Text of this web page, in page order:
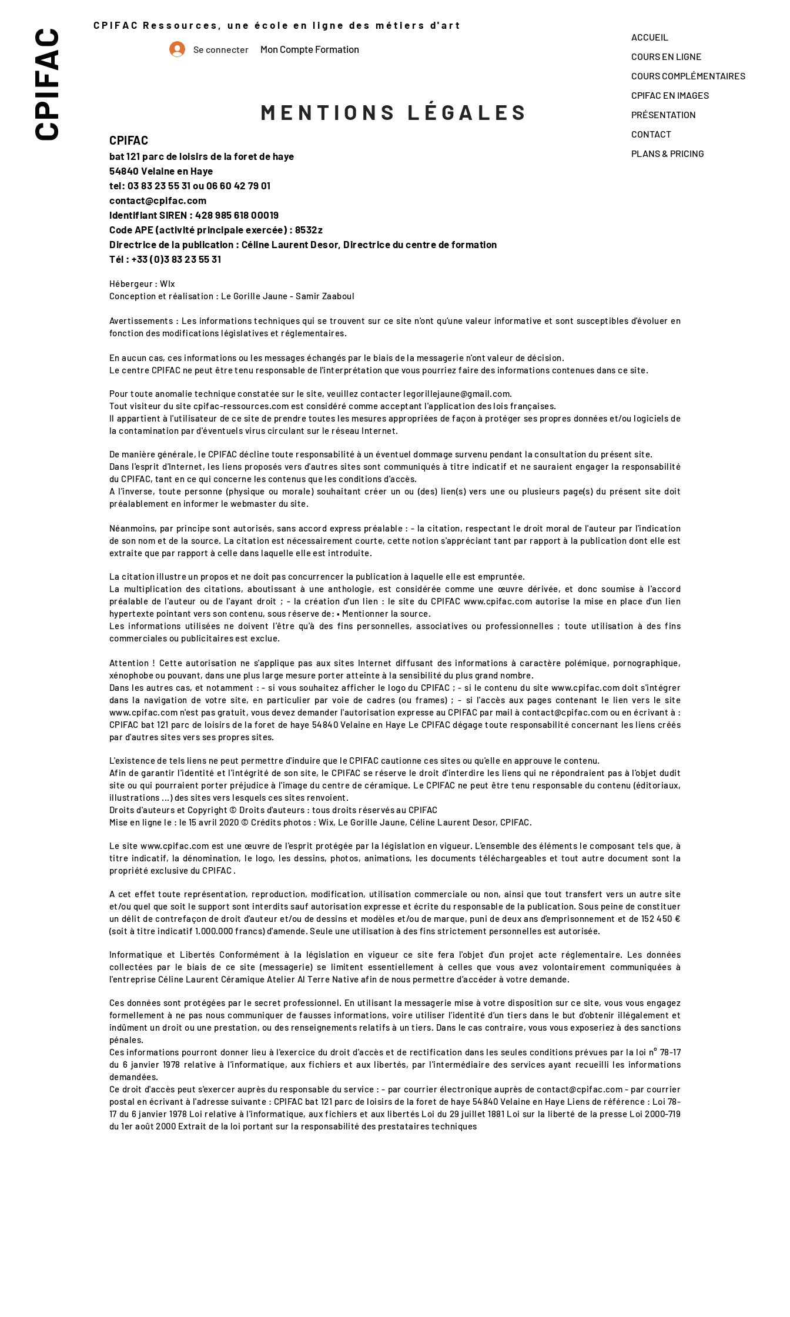
CPIFAC
ACCUEIL
COURS EN LIGNE
COURS COMPLÉMENTAIRES
CPIFAC EN IMAGES
PRÉSENTATION
CONTACT
PLANS & PRICING
CPIFAC Ressources, une école en ligne des métiers d'art
Se connecter Mon Compte Formation
MENTIONS LÉGALES
CPIFAC
bat 121 parc de loisirs de la foret de haye
54840 Velaine en Haye
tel: 03 83 23 55 31 ou 06 60 42 79 01
contact@cpifac.com
Identifiant SIREN : 428 985 618 00019
Code APE (activité principale exercée) : 8532z
Directrice de la publication : Céline Laurent Desor, Directrice du centre de formation
Tél : +33 (0)3 83 23 55 31
Hébergeur : WIx
Conception et réalisation : Le Gorille Jaune - Samir Zaaboul
Avertissements : Les informations techniques qui se trouvent sur ce site n'ont qu’une valeur informative et sont susceptibles d'évoluer en
fonction des modifications législatives et réglementaires.
En aucun cas, ces informations ou les messages échangés par le biais de la messagerie n'ont valeur de décision.
Le centre CPIFAC ne peut être tenu responsable de l'interprétation que vous pourriez faire des informations contenues dans ce site.
Pour toute anomalie technique constatée sur le site, veuillez contacter legorillejaune@gmail.com.
Tout visiteur du site cpifac-ressources.com est considéré comme acceptant l'application des lois françaises.
Il appartient à l'utilisateur de ce site de prendre toutes les mesures appropriées de façon à protéger ses propres données et/ou logiciels de
la contamination par d'éventuels virus circulant sur le réseau Internet.
De manière générale, le CPIFAC décline toute responsabilité à un éventuel dommage survenu pendant la consultation du présent site.
Dans l'esprit d'Internet, les liens proposés vers d'autres sites sont communiqués à titre indicatif et ne sauraient engager la responsabilité
du CPIFAC, tant en ce qui concerne les contenus que les conditions d'accès.
A l'inverse, toute personne (physique ou morale) souhaitant créer un ou (des) lien(s) vers une ou plusieurs page(s) du présent site doit
préalablement en informer le webmaster du site.
Néanmoins, par principe sont autorisés, sans accord express préalable : - la citation, respectant le droit moral de l'auteur par l'indication
de son nom et de la source. La citation est nécessairement courte, cette notion s'appréciant tant par rapport à la publication dont elle est
extraite que par rapport à celle dans laquelle elle est introduite.
La citation illustre un propos et ne doit pas concurrencer la publication à laquelle elle est empruntée.
La multiplication des citations, aboutissant à une anthologie, est considérée comme une œuvre dérivée, et donc soumise à l'accord
préalable de l'auteur ou de l'ayant droit ; - la création d'un lien : le site du CPIFAC www.cpifac.com autorise la mise en place d'un lien
hypertexte pointant vers son contenu, sous réserve de: • Mentionner la source.
Les informations utilisées ne doivent l'être qu'à des fins personnelles, associatives ou professionnelles ; toute utilisation à des fins
commerciales ou publicitaires est exclue.
Attention ! Cette autorisation ne s'applique pas aux sites Internet diffusant des informations à caractère polémique, pornographique,
xénophobe ou pouvant, dans une plus large mesure porter atteinte à la sensibilité du plus grand nombre.
Dans les autres cas, et notamment : - si vous souhaitez afficher le logo du CPIFAC ; - si le contenu du site www.cpifac.com doit s'intégrer
dans la navigation de votre site, en particulier par voie de cadres (ou frames) ; - si l'accès aux pages contenant le lien vers le site
www.cpifac.com n'est pas gratuit, vous devez demander l'autorisation expresse au CPIFAC par mail à contact@cpifac.comou en écrivant à :
CPIFAC bat 121 parc de loisirs de la foret de haye 54840 Velaine en Haye Le CPIFAC dégage toute responsabilité concernant les liens créés
par d'autres sites vers ses propres sites.
L'existence de tels liens ne peut permettre d'induire que le CPIFAC cautionne ces sites ou qu'elle en approuve le contenu.
Afin de garantir l'identité et l'intégrité de son site, le CPIFAC se réserve le droit d'interdire les liens qui ne répondraient pas à l'objet dudit
site ou qui pourraient porter préjudice à l'image du centre de céramique. Le CPIFAC ne peut être tenu responsable du contenu (éditoriaux,
illustrations ...) des sites vers lesquels ces sites renvoient.
Droits d'auteurs et Copyright © Droits d'auteurs : tous droits réservés au CPIFAC
Mise en ligne le : le 15 avril 2020 © Crédits photos : Wix, Le Gorille Jaune, Céline Laurent Desor, CPIFAC.
Le sitewww.cpifac.com est une œuvre de l'esprit protégée par la législation en vigueur. L'ensemble des éléments le composant tels que, à
titre indicatif, la dénomination, le logo, les dessins, photos, animations, les documents téléchargeables et tout autre document sont la
propriété exclusive du CPIFAC .
A cet effet toute représentation, reproduction, modification, utilisation commerciale ou non, ainsi que tout transfert vers un autre site
et/ou quel que soit le support sont interdits sauf autorisation expresse et écrite du responsable de la publication. Sous peine de constituer
un délit de contrefaçon de droit d'auteur et/ou de dessins et modèles et/ou de marque, puni de deux ans d'emprisonnement et de 152 450 €
(soit à titre indicatif 1.000.000 francs) d'amende. Seule une utilisation à des fins strictement personnelles est autorisée.
Informatique et Libertés Conformément à la législation en vigueur ce site fera l'objet d'un projet acte réglementaire. Les données
collectées par le biais de ce site (messagerie) se limitent essentiellement à celles que vous avez volontairement communiquées à
l'entreprise Céline Laurent Céramique Atelier Al Terre Native afin de nous permettre d’accéder à votre demande.
Ces données sont protégées par le secret professionnel. En utilisant la messagerie mise à votre disposition sur ce site, vous vous engagez
formellement à ne pas nous communiquer de fausses informations, voire utiliser l’identité d’un tiers dans le but d’obtenir illégalement et
indûment un droit ou une prestation, ou des renseignements relatifs à un tiers. Dans le cas contraire, vous vous exposeriez à des sanctions
pénales.
Ces informations pourront donner lieu à l'exercice du droit d'accès et de rectification dans les seules conditions prévues par la loi n° 78-17
du 6 janvier 1978 relative à l'informatique, aux fichiers et aux libertés, par l'intermédiaire des services ayant recueilli les informations
demandées.
Ce droit d'accès peut s'exercer auprès du responsable du service : - par courrier électronique auprès decontact@cpifac.com - par courrier
postal en écrivant à l'adresse suivante : CPIFAC bat 121 parc de loisirs de la foret de haye 54840 Velaine en Haye Liens de référence : Loi 78-
17 du 6 janvier 1978 Loi relative à l'informatique, aux fichiers et aux libertés Loi du 29 juillet 1881 Loi sur la liberté de la presse Loi 2000-719
du 1er août 2000 Extrait de la loi portant sur la responsabilité des prestataires techniques